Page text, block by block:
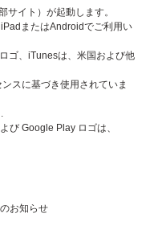
サイト）が起動します。
またはAndroidでご利用い
ゴ、iTunesは、米国および他
スに基づき使用されていま
び Google Play ロゴは、
お知らせ